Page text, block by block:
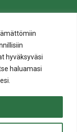
hyväksyväsi
haluamasi